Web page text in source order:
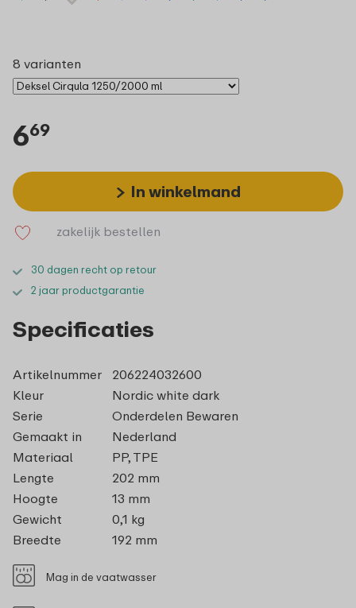
8 varianten
669
In winkelmand
zakelijk bestellen
30 dagen recht op retour
2 jaar productgarantie
Specificaties
Artikelnummer
206224032600
Kleur
Nordic white dark
Serie
Onderdelen Bewaren
Gemaakt in
Nederland
Materiaal
PP, TPE
Lengte
202 mm
Hoogte
13 mm
Gewicht
0,1 kg
Breedte
192 mm
Mag in de vaatwasser